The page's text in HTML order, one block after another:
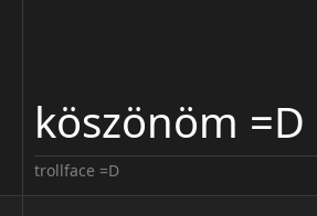
köszönöm =D
trollface =D